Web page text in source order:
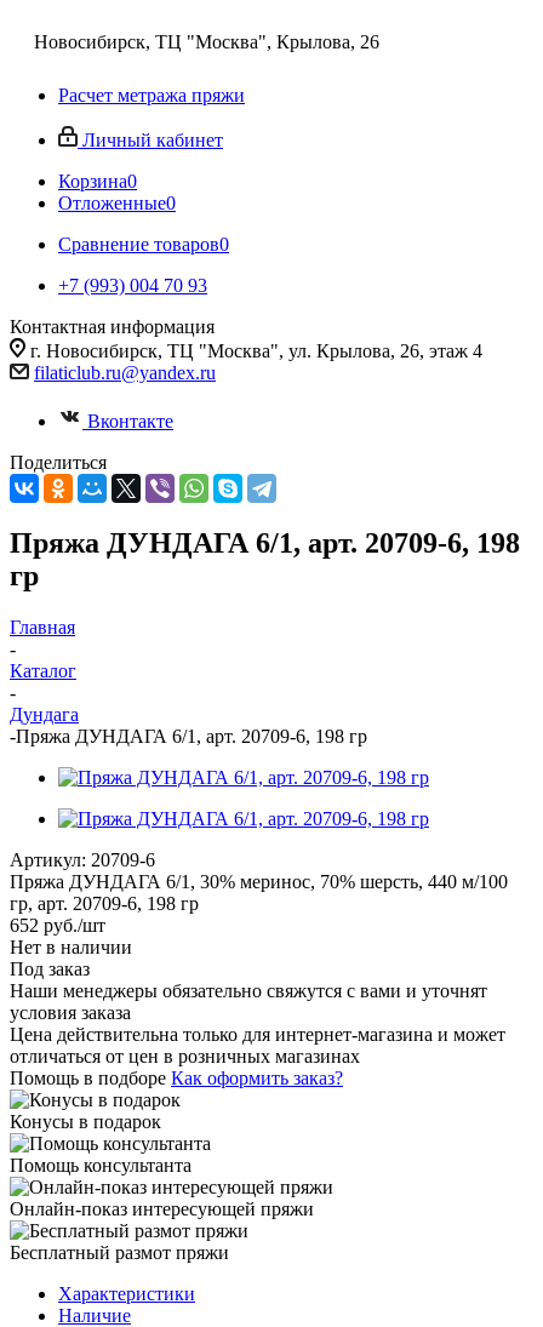
Новосибирск, ТЦ "Москва", Крылова, 26
Расчет метража пряжи
Личный кабинет
Корзина0
Отложенные0
Сравнение товаров0
+7 (993) 004 70 93
Контактная информация
г. Новосибирск, ТЦ "Москва", ул. Крылова, 26, этаж 4
filaticlub.ru@yandex.ru
Вконтакте
Поделиться
Пряжа ДУНДАГА 6/1, арт. 20709-6, 198
гр
Главная
-
Каталог
-
Дундага
-Пряжа ДУНДАГА 6/1, арт. 20709-6, 198 гр
Артикул: 20709-6
Пряжа ДУНДАГА 6/1, 30% меринос, 70% шерсть, 440 м/100
гр, арт. 20709-6, 198 гр
652 руб./шт
Нет в наличии
Под заказ
Наши менеджеры обязательно свяжутся с вами и уточнят
условия заказа
Цена действительна только для интернет-магазина и может
отличаться от цен в розничных магазинах
Помощь в подборе Как оформить заказ?
Конусы в подарок
Помощь консультанта
Онлайн-показ интересующей пряжи
Бесплатный размот пряжи
Характеристики
Наличие